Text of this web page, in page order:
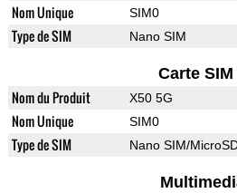
Nom Unique SIM0
Type de SIM Nano SIM
Carte SIM
Nom du Produit X50 5G
Nom Unique SIM0
Type de SIM Nano SIM/